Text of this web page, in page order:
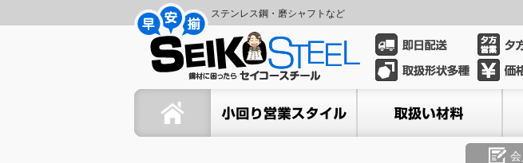
ン
ビ
ステンレス鋼・磨シャフトなど
セ
イ
ホーム